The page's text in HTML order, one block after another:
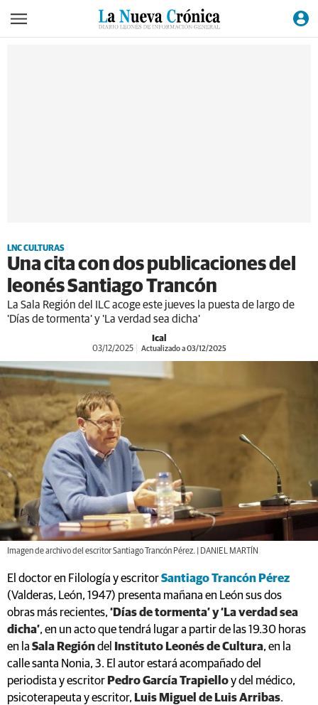
LNC CULTURAS
Una cita con dos publicaciones del
leonés Santiago Trancón
La Sala Región del ILC acoge este jueves la puesta de largo de
'Días de tormenta' y 'La verdad sea dicha'
Ical
03/12/2025 Actualizado a 03/12/2025
Imagen de archivo del escritor Santiago Trancón Pérez. | DANIEL MARTÍN
El doctor en Filología y escritorSantiago Trancón Pérez
(Valderas, León, 1947) presenta mañana en León sus dos
obras más recientes, ‘Días de tormenta’ y ‘La verdad sea
dicha’, en un acto que tendrá lugar a partir de las 19.30 horas
en la Sala Regióndel Instituto Leonés de Cultura, en la
calle santa Nonia, 3. El autor estará acompañado del
periodista y escritor Pedro García Trapielloy del médico,
psicoterapeuta y escritor, Luis Miguel de Luis Arribas.